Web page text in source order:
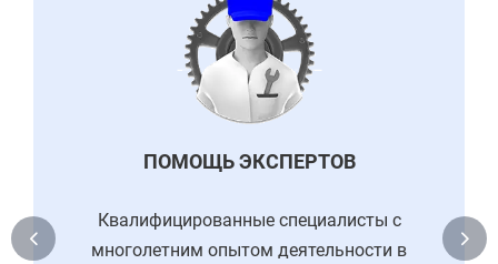
ПОМОЩЬ ЭКСПЕРТОВ
Квалифицированные специалисты с
многолетним опытом деятельности в